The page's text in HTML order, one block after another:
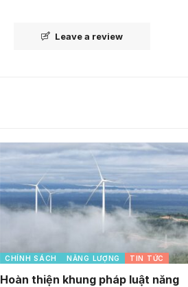
Leave a review
CHÍNH SÁCH NĂNG LƯỢNG TIN TỨC
Hoàn thiện khung pháp luật năng